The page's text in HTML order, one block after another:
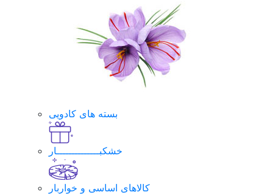
بسته های کادویی
خشکبــــــــــــــار
کالاهای اساسی و خواربار